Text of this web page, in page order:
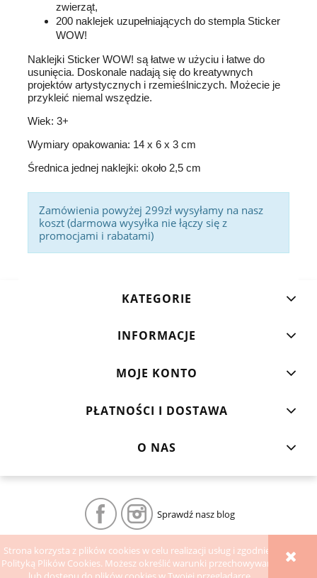
Strona korzysta z plików cookies w celu realizacji usług i zgodnie z
Polityką Plików Cookies. Możesz określić warunki przechowywania
zwierząt,
200 naklejek uzupełniających do stempla Sticker
WOW!
Naklejki Sticker WOW! są łatwe w użyciu i łatwe do
usunięcia. Doskonale nadają się do kreatywnych
projektów artystycznych i rzemieślniczych. Możecie je
przykleić niemal wszędzie.
Wiek: 3+
Wymiary opakowania: 14 x 6 x 3 cm
Średnica jednej naklejki: około 2,5 cm
Zamówienia powyżej 299zł wysyłamy na nasz
koszt (darmowa wysyłka nie łączy się z
promocjami i rabatami)
KATEGORIE
INFORMACJE
MOJE KONTO
PŁATNOŚCI I DOSTAWA
O NAS
Sprawdź nasz blog
POKAŻ PEŁNĄ WERSJĘ STRONY